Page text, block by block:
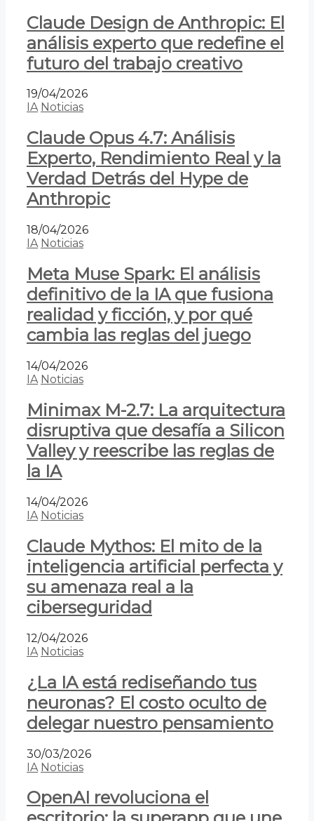
Claude Design de Anthropic: El
análisis experto que redefine el
futuro del trabajo creativo
19/04/2026
IA Noticias
Claude Opus 4.7: Análisis
Experto, Rendimiento Real y la
Verdad Detrás del Hype de
Anthropic
18/04/2026
IA Noticias
Meta Muse Spark: El análisis
definitivo de la IA que fusiona
realidad y ficción, y por qué
cambia las reglas del juego
14/04/2026
IA Noticias
Minimax M-2.7: La arquitectura
disruptiva que desafía a Silicon
Valley y reescribe las reglas de
la IA
14/04/2026
IA Noticias
Claude Mythos: El mito de la
inteligencia artificial perfecta y
su amenaza real a la
ciberseguridad
12/04/2026
IA Noticias
¿La IA está rediseñando tus
neuronas? El costo oculto de
delegar nuestro pensamiento
30/03/2026
IA Noticias
OpenAI revoluciona el